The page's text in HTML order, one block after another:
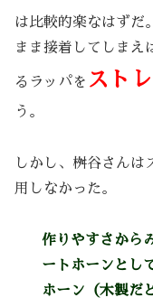
は比較的楽なはずだ
まま接着してしまえ
るラッパを スト
う。
しかし、桝谷さんは
用しなかった。
作りやすさから
ートホーンとし
ホーン（木製だ